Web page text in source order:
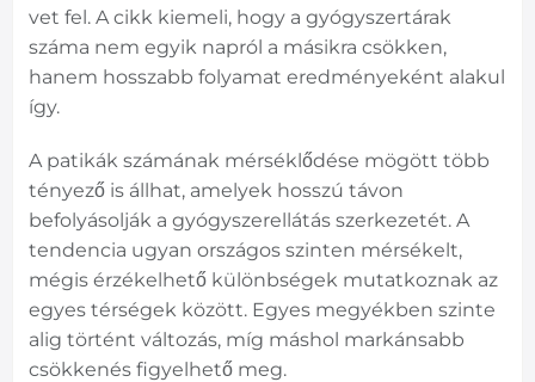
vet fel. A cikk kiemeli, hogy a gyógyszertárak
száma nem egyik napról a másikra csökken,
hanem hosszabb folyamat eredményeként alakul
így.
A patikák számának mérséklődése mögött több
tényező is állhat, amelyek hosszú távon
befolyásolják a gyógyszerellátás szerkezetét. A
tendencia ugyan országos szinten mérsékelt,
mégis érzékelhető különbségek mutatkoznak az
egyes térségek között. Egyes megyékben szinte
alig történt változás, míg máshol markánsabb
csökkenés figyelhető meg.